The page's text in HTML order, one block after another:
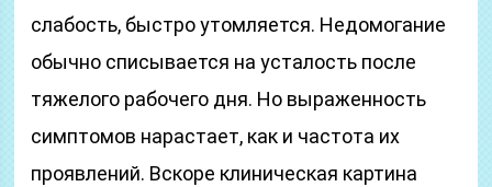
слабость, быстро утомляется. Недомогание
обычно списывается на усталость после
тяжелого рабочего дня. Но выраженность
симптомов нарастает, как и частота их
проявлений. Вскоре клиническая картина